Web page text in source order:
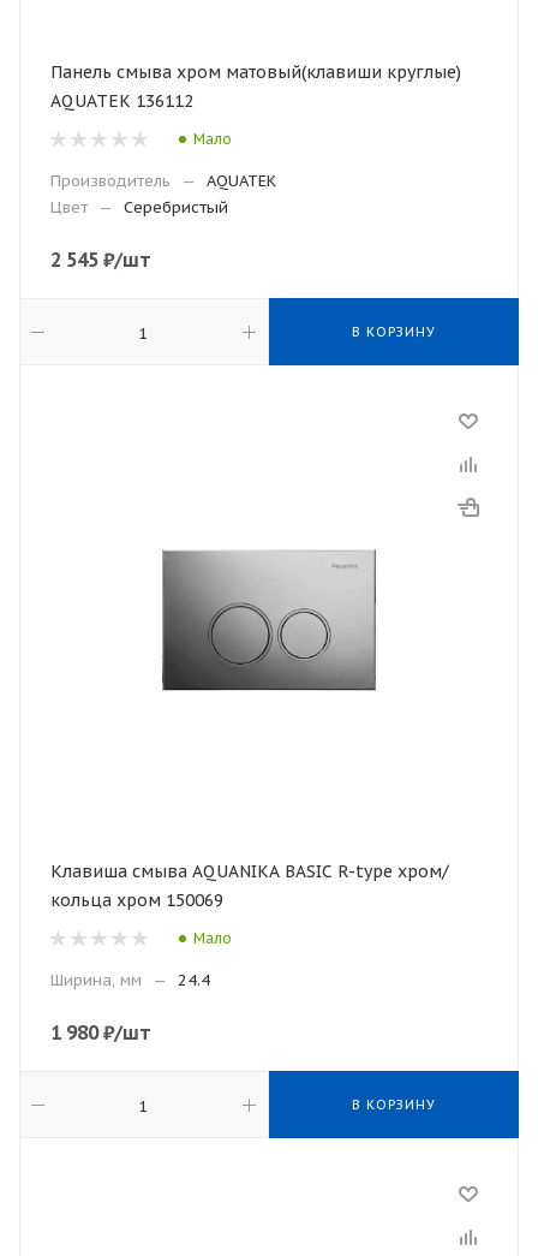
Панель смыва хром матовый(клавиши круглые)
AQUATEK 136112
Мало
Производитель —
AQUATEK
Цвет
— Cеребристый
2 545 ₽/шт
В КОРЗИНУ
Клавиша смыва AQUANIKA BASIC R-type хром/
кольца хром 150069
Мало
Ширина, мм — 24.4
1 980₽/шт
В КОРЗИНУ